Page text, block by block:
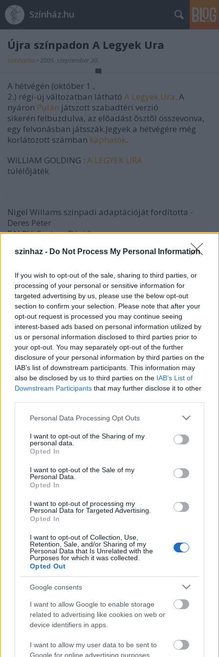
szinhaz - Do Not Process My Personal Information
If you wish to opt-out of the sale, sharing to third parties, or
processing of your personal or sensitive information for
targeted advertising by us, please use the below opt-out
section to confirm your selection. Please note that after your
opt-out request is processed you may continue seeing
interest-based ads based on personal information utilized by
us or personal information disclosed to third parties prior to
your opt-out. You may separately opt-out of the further
disclosure of your personal information by third parties on the
IAB’s list of downstream participants. This information may
also be disclosed by us to third parties on the IAB’s List of
Downstream Participants that may further disclose it to other
Please note that this website/app uses one or more Google
not limited to your visit or usage behaviour. You may click to
grant or deny consent to Google and its third-party tags to
use your data for below specified purposes in below Google
consent section.
Personal Data Processing Opt Outs
I want to opt-out of the Sharing of my
personal data.
Opted In
I want to opt-out of the Sale of my
Personal Data.
Opted In
I want to opt-out of processing my
Personal Data for Targeted Advertising.
Opted In
I want to opt-out of Collection, Use,
Retention, Sale, and/or Sharing of my
Personal Data that Is Unrelated with the
Purposes for which it was collected.
Opted Out
Google consents
I want to allow Google to enable storage
related to advertising like cookies on web or
device identifiers in apps.
I want to allow my user data to be sent to
Google for online advertising purposes.
Színház.hu
Újra színpadon A Legyek Ura
szinhazhu • 2005. szeptember 30.
A hétvégén (október 1.,
2.) régi-új változatban látható A Legyek Ura. A
nyáron Pulán játszott szabadtéri verzió
sikerén felbuzdulva, az elõadást õsztõl összevonva,
egy felvonásban játsszák.Jegyek a hétvégére még
korlátozott számban kaphatók.
WILLIAM GOLDING : A LEGYEK URA
túlélőjáték
Nigel Willams színpadi adaptációját fordította -
Deres Péter
RALPH Szatory Dávid
RÖFI Egri Bálint
SAM Dóra Béla
ERIC Dóra Mátyás
ROGER Juhász Lajos
PERCEVAL Bárdi Gergő
HENRY Kőrösi Gergely
MAURICE Jécsai László
BILL Laczó Péter
JOHNNY Blahó Gergely
JAMES
Koloszár András
TENGERÉSZTISZT, PILÓTA
Horváth Kristóf
Zeneszerző Faragó Béla
Dramaturg Deres Péter m.v.
Díszlet, jelmez Gadus Erika m.v.
Mozgás Gyevi-Bíró Eszter m.v.
Asszisztens Veszprémi Judit
Rendező Vidovszky György
A LEGKÍVÁLÓBB TÁRSULATI ÖSSZMUNKA -
KÜLÖNDÍJ
>> Jegyvásárlás <<
Ajánlott bejegyzések: